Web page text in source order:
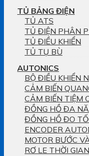
TỦ BẢNG ĐIỆN
TỦ ATS
TỦ ĐIỆN PHÂN
TỦ ĐIỀU KHIỂN
TỦ TỤ BÙ
AUTONICS
BỘ ĐIỀU KHIỂN
CẢM BIẾN
CẢM BIẾN TIỆM
ĐỒNG HỒ ĐA
ĐỒNG HỒ ĐO
ENCODER
MOTOR BƯỚC
RƠ LE THỜI